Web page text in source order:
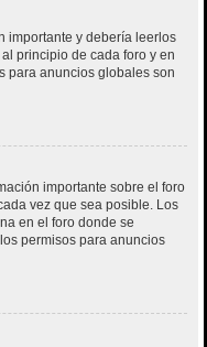
importante y debería leerlos
principio de cada foro y en
para anuncios globales son
importante sobre el foro
vez que sea posible. Los
en el foro donde se
permisos para anuncios